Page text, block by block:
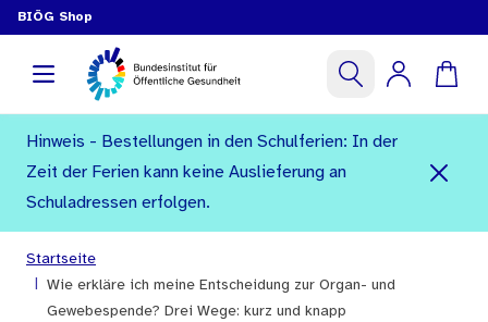
BIÖG Shop
Hinweis - Bestellungen in den Schulferien: In der
Zeit der Ferien kann keine Auslieferung an
Schuladressen erfolgen.
Startseite
Wie erkläre ich meine Entscheidung zur Organ- und
Gewebespende? Drei Wege: kurz und knapp